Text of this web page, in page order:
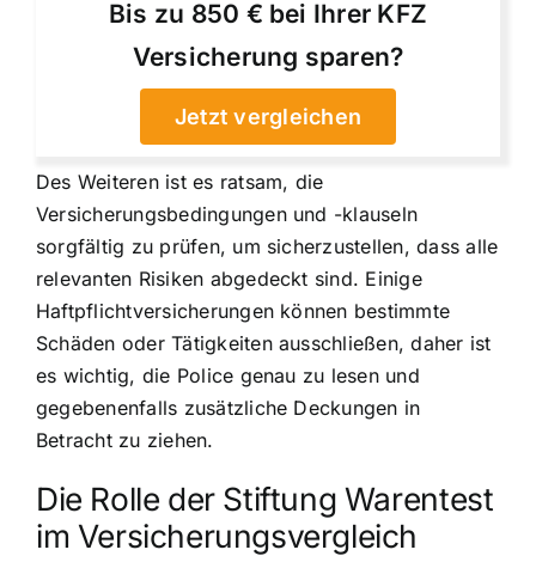
Bis zu 850 € bei Ihrer KFZ
Versicherung sparen?
Jetzt vergleichen
Des Weiteren ist es ratsam, die
Versicherungsbedingungen und -klauseln
sorgfältig zu prüfen, um sicherzustellen, dass alle
relevanten Risiken abgedeckt sind. Einige
Haftpflichtversicherungen können bestimmte
Schäden oder Tätigkeiten ausschließen, daher ist
es wichtig, die Police genau zu lesen und
gegebenenfalls zusätzliche Deckungen in
Betracht zu ziehen.
Die Rolle der Stiftung Warentest
im Versicherungsvergleich